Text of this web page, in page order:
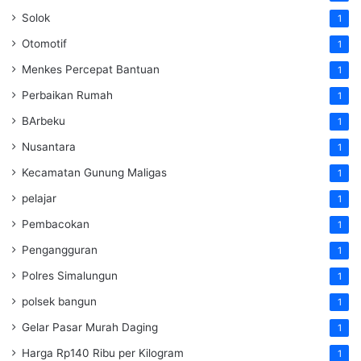
Solok 1
Otomotif 1
Menkes Percepat Bantuan 1
Perbaikan Rumah 1
BArbeku 1
Nusantara 1
Kecamatan Gunung Maligas 1
pelajar 1
Pembacokan 1
Pengangguran 1
Polres Simalungun 1
polsek bangun 1
Gelar Pasar Murah Daging 1
Harga Rp140 Ribu per Kilogram 1